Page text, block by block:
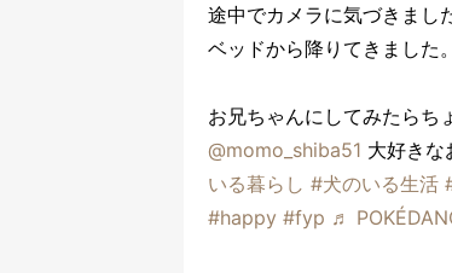
途中でカメラに気づきまし
ベッドから降りてきました。
お兄ちゃんにしてみたらち
@momo_shiba51 大好きな
いる暮らし #犬のいる生活
#happy #fyp ♬